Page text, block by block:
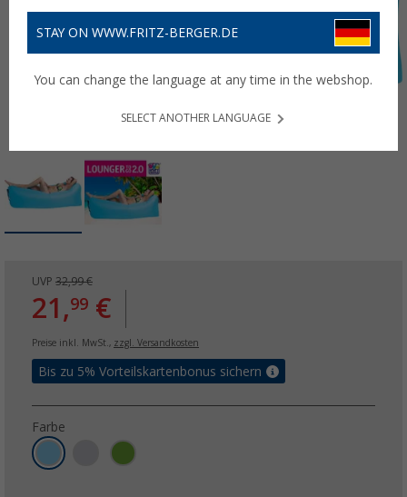
UVP 32,99 €
21,99 €
Preise inkl. MwSt., zzgl. Versandkosten
Bis zu 5% Vorteilskartenbonus sichern
Farbe
STAY ON WWW.FRITZ-BERGER.DE
You can change the language at any time in the webshop.
SELECT ANOTHER LANGUAGE